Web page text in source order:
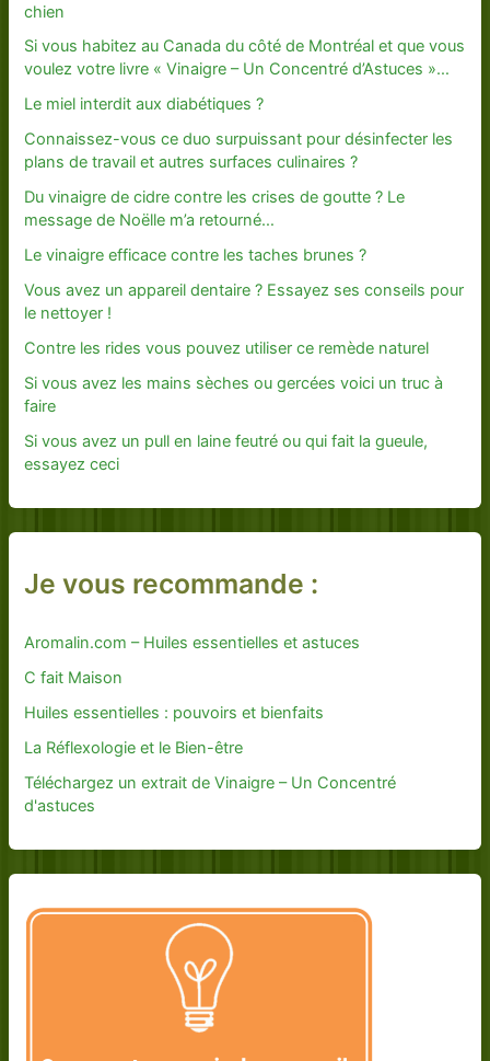
chien
Si vous habitez au Canada du côté de Montréal et que vous
voulez votre livre « Vinaigre – Un Concentré d’Astuces »…
Le miel interdit aux diabétiques ?
Connaissez-vous ce duo surpuissant pour désinfecter les
plans de travail et autres surfaces culinaires ?
Du vinaigre de cidre contre les crises de goutte ? Le
message de Noëlle m’a retourné…
Le vinaigre efficace contre les taches brunes ?
Vous avez un appareil dentaire ? Essayez ses conseils pour
le nettoyer !
Contre les rides vous pouvez utiliser ce remède naturel
Si vous avez les mains sèches ou gercées voici un truc à
faire
Si vous avez un pull en laine feutré ou qui fait la gueule,
essayez ceci
Je vous recommande :
Aromalin.com – Huiles essentielles et astuces
C fait Maison
Huiles essentielles : pouvoirs et bienfaits
La Réflexologie et le Bien-être
Téléchargez un extrait de Vinaigre – Un Concentré
d'astuces